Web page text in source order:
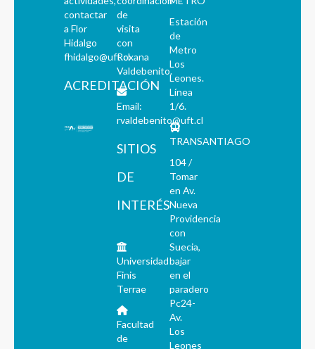
contactar
a Flor
Hidalgo
fhidalgo@uft.cl
ACREDITACIÓN
de
visita
con
Roxana
Valdebenito.
Email:
rvaldebenito@uft.cl
SITIOS
DE
INTERÉS
Universidad
Finis
Terrae
Facultad
de
Estación
de
Metro
Los
Leones.
Línea
1/6.
TRANSANTIAGO
104 /
Tomar
en Av.
Nueva
Providencia
con
Suecia,
bajar
en el
paradero
Pc24-
Av.
Los
Leones